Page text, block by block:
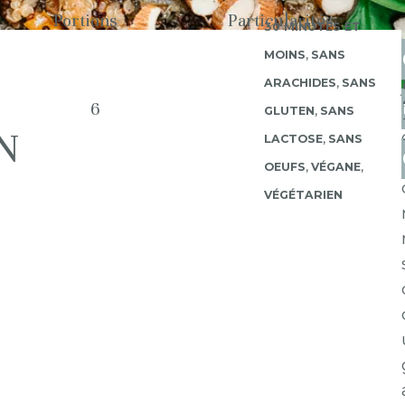
Portions
6
Particularités
30 MINUTES ET
MOINS, SANS
ARACHIDES, SANS
GLUTEN, SANS
LACTOSE, SANS
OEUFS,VÉGANE,
VÉGÉTARIEN